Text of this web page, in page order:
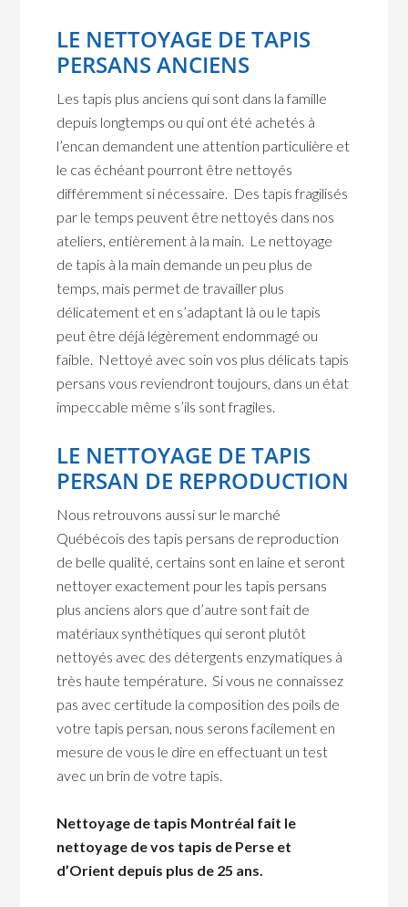
LE NETTOYAGE DE TAPIS
PERSANS ANCIENS
Les tapis plus anciens qui sont dans la famille
depuis longtemps ou qui ont été achetés à
l’encan demandent une attention particulière et
le cas échéant pourront être nettoyés
différemment si nécessaire. Des tapis fragilisés
par le temps peuvent être nettoyés dans nos
ateliers, entièrement à la main. Le nettoyage
de tapis à la main demande un peu plus de
temps, mais permet de travailler plus
délicatement et en s’adaptant là ou le tapis
peut être déjà légèrement endommagé ou
faible. Nettoyé avec soin vos plus délicats tapis
persans vous reviendront toujours, dans un état
impeccable même s’ils sont fragiles.
LE NETTOYAGE DE TAPIS
PERSAN DE REPRODUCTION
Nous retrouvons aussi sur le marché
Québécois des tapis persans de reproduction
de belle qualité, certains sont en laine et seront
nettoyer exactement pour les tapis persans
plus anciens alors que d’autre sont fait de
matériaux synthétiques qui seront plutôt
nettoyés avec des détergents enzymatiques à
très haute température. Si vous ne connaissez
pas avec certitude la composition des poils de
votre tapis persan, nous serons facilement en
mesure de vous le dire en effectuant un test
avec un brin de votre tapis.
Nettoyage de tapis Montréal fait le
nettoyage de vos tapis de Perse et
d’Orient depuis plus de 25 ans.